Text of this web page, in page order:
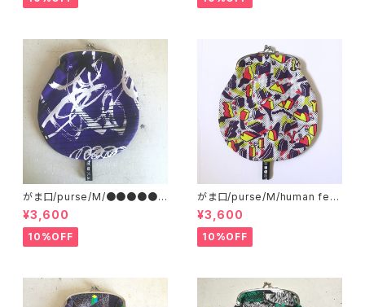
がま口/purse/M/●●●●●
●●●●
¥3,600
10%OFF
がま口/purse/M/human ferti
lizer
¥3,600
10%OFF